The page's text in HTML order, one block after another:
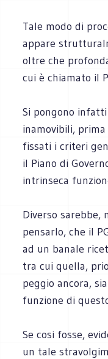
Tale modo di
appare
oltre che
cui è chiamato il
Si pongono
inamovibili,
fissati i criteri
il Piano di
intrinseca
Diverso sarebbe,
pensarlo, che il
ad un banale
tra cui quella,
peggio ancora,
funzione di
Se cosi fosse,
un tale